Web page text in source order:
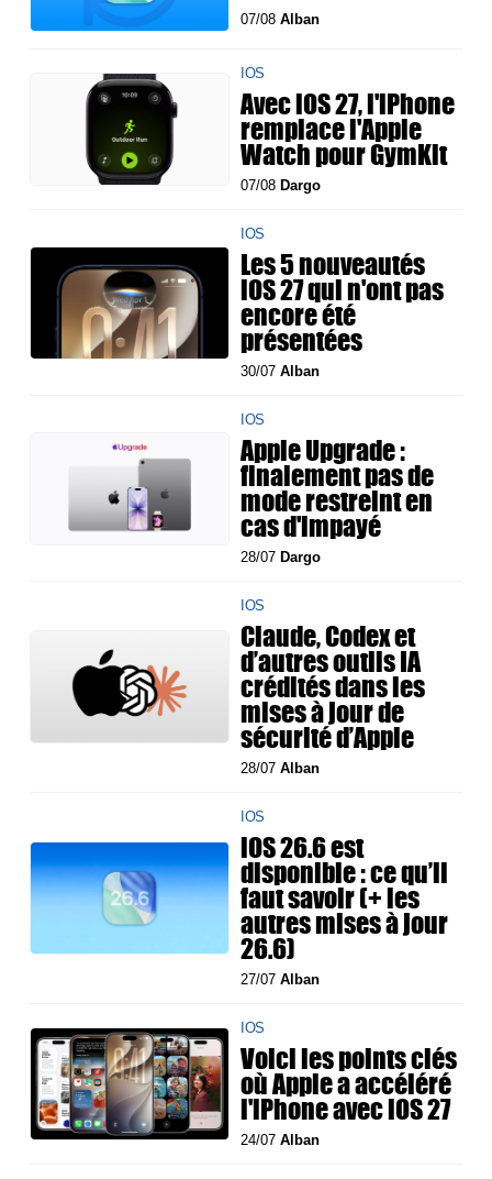
07/08Alban
IOS
Avec iOS 27, l'iPhone
remplace l'Apple
Watch pour GymKit
07/08 Dargo
IOS
Les 5 nouveautés
iOS 27 qui n'ont pas
encore été
présentées
30/07Alban
IOS
Apple Upgrade :
finalement pas de
mode restreint en
cas d'impayé
28/07 Dargo
IOS
Claude, Codex et
d’autres outils IA
crédités dans les
mises à jour de
sécurité d’Apple
28/07Alban
IOS
iOS 26.6 est
disponible : ce qu’il
faut savoir (+ les
autres mises à jour
26.6)
27/07Alban
IOS
Voici les points clés
où Apple a accéléré
l'iPhone avec iOS 27
24/07Alban